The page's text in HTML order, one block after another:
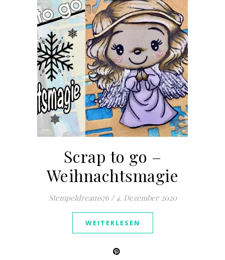
Scrap to go –
Weihnachtsmagie
Stempeldreams76 / 4. Dezember 2020
WEITERLESEN